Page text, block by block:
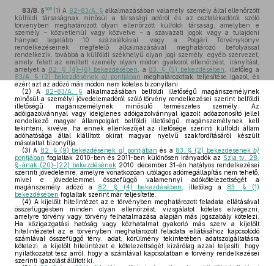
83/B. § 105 (1) A 82–83/A. § alkalmazásában valamely személy által ellenőrzött
külföldi társaságnak minősül a társasági adóról és az osztalékadóról szóló
törvényben meghatározott olyan ellenőrzött külföldi társaság, amelyben e
személy – közvetlenül vagy közvetve – a szavazati jogok vagy a tulajdoni
hányad legalább 10 százalékával, vagy a Polgári Törvénykönyv
rendelkezéseinek megfelelő alkalmazásával meghatározó befolyással
rendelkezik, továbbá a külföldi székhelyű olyan jogi személy, egyéb szervezet,
amely felett az említett személy olyan módon gyakorol ellenőrzést, irányítást,
amelyet a 82. § (4)–(6) bekezdésében , a 83. § (5) bekezdésében , illetőleg a
83/A. § (2) bekezdésének g) pontjában meghatározottak teljesítése igazol, és
ezért azt az adózó más módon nem köteles bizonyítani.
(2) A 82–83/A. § alkalmazásában belföldi illetőségű magánszemélynek
minősül a személyi jövedelemadóról szóló törvény rendelkezései szerint belföldi
illetőségű magánszemélynek minősülő természetes személy. Az
adóigazolvánnyal vagy ideiglenes adóigazolvánnyal igazolt adóazonosító jellel
rendelkező magyar állampolgárt belföldi illetőségű magánszemélynek kell
tekinteni, kivéve, ha ennek ellenkezőjét az illetősége szerinti külföldi állam
adóhatósága által kiállított okirat magyar nyelvű szakfordításáról készült
másolattal bizonyítja.
(3) A 82. § (9) bekezdésének a) pontjában és a 83. § (2) bekezdésénekb)
pontjában foglaltak 2010-ben és 2011-ben különösen irányadók az Szja tv. 28.
§-ának (20)–(22) bekezdésének2010. december 31-én hatályos rendelkezései
szerinti jövedelemre, amelyre vonatkozóan utólagos adómegállapítás nem tehető,
mivel e jövedelemmel összefüggő valamennyi adókötelezettségét a
magánszemély adózó a
82. § (4) bekezdésében , illetőleg a 83. § (1)
bekezdésében foglaltak szerint már teljesítette.
(4) A kijelölt hitelintézet az e törvényben meghatározott feladata ellátásával
összefüggésben minden olyan ellenőrzést, vizsgálatot köteles elvégezni,
amelyre törvény vagy törvény felhatalmazása alapján más jogszabály kötelezi.
Ha közigazgatási hatóság vagy közhatalmat gyakorló más szerv a kijelölt
hitelintézetet az e törvényben meghatározott feladata ellátásához kapcsolódó
számlával összefüggő tény, adat, körülmény tekintetében adatszolgáltatásra
kötelezi, a kijelölt hitelintézet e kötelezettségét kizárólag azzal teljesíti, hogy
nyilatkozatot tesz arról, hogy a számlával kapcsolatban e törvény rendelkezései
szerinti igazolást állított ki.